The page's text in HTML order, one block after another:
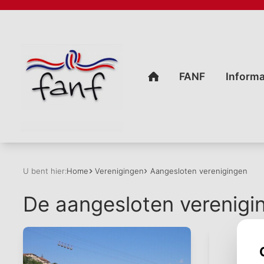
U bent hier:Home Verenigingen Aangesloten verenigingen
De aangesloten